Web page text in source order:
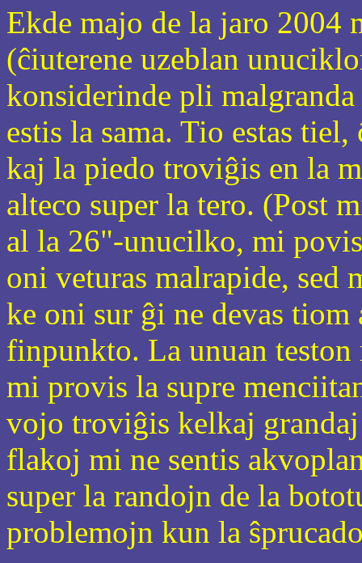
Ekde majo de la jaro
(ĉiuterene uzeblan
konsiderinde pli
estis la sama. Tio estas
kaj la piedo troviĝis en la
alteco super la tero. (Post
al la 26"-unucilko, mi
oni veturas malrapide, sed
ke oni sur ĝi ne devas
finpunkto. La unuan
mi provis la supre
vojo troviĝis kelkaj
flakoj mi ne sentis
super la randojn de la
problemojn kun la